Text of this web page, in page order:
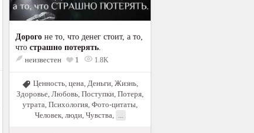
Дорого не то, что денег стоит, а то,
что страшно потерять
неизвестен
1 1.8K
Ценность, цена Деньги Жизнь
Здоровье Любовь Поступки Потеря,
утрата Психология Фото-цитаты
Человек, люди, Чувства